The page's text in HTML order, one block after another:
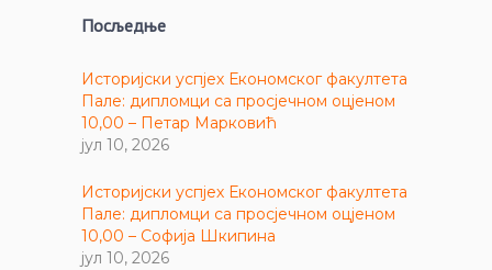
Посљедње
Историјски успјех Економског факултета
Пале: дипломци са просјечном оцјеном
10,00 – Петар Марковић
јул 10, 2026
Историјски успјех Економског факултета
Пале: дипломци са просјечном оцјеном
10,00 – Софија Шкипина
јул 10, 2026